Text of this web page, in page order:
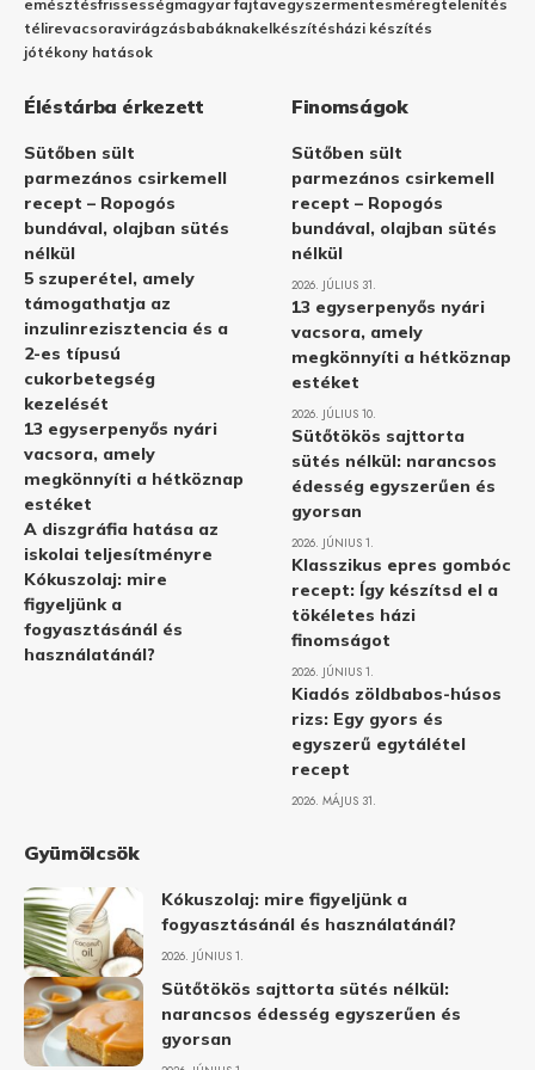
emésztésfrissességmagyar fajtavegyszermentesméregtelenítés
télirevacsoravirágzásbabáknakelkészítésházi készítés
jótékony hatások
Éléstárba érkezett
Sütőben sült
parmezános csirkemell
recept – Ropogós
bundával, olajban sütés
nélkül
5 szuperétel, amely
támogathatja az
inzulinrezisztencia és a
2-es típusú
cukorbetegség
kezelését
13 egyserpenyős nyári
vacsora, amely
megkönnyíti a hétköznap
estéket
A diszgráfia hatása az
iskolai teljesítményre
Kókuszolaj: mire
figyeljünk a
fogyasztásánál és
használatánál?
Finomságok
Sütőben sült
parmezános csirkemell
recept – Ropogós
bundával, olajban sütés
nélkül
2026. JÚLIUS 31.
13 egyserpenyős nyári
vacsora, amely
megkönnyíti a hétköznap
estéket
2026. JÚLIUS 10.
Sütőtökös sajttorta
sütés nélkül: narancsos
édesség egyszerűen és
gyorsan
2026. JÚNIUS 1.
Klasszikus epres gombóc
recept: Így készítsd el a
tökéletes házi
finomságot
2026. JÚNIUS 1.
Kiadós zöldbabos-húsos
rizs: Egy gyors és
egyszerű egytálétel
recept
2026. MÁJUS 31.
Gyümölcsök
Kókuszolaj: mire figyeljünk a
fogyasztásánál és használatánál?
2026. JÚNIUS 1.
Sütőtökös sajttorta sütés nélkül:
narancsos édesség egyszerűen és
gyorsan